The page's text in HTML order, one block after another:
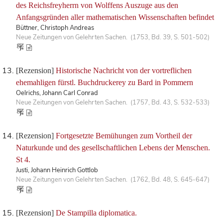
des Reichsfreyherrn von Wolffens Auszuge aus den
Anfangsgründen aller mathematischen Wissenschaften befindet
Büttner, Christoph Andreas
Neue Zeitungen von Gelehrten Sachen. (1753, Bd. 39, S. 501-502)
[Rezension] Historische Nachricht von der vortreflichen
ehemahligen fürstl. Buchdruckerey zu Bard in Pommern
Oelrichs, Johann Carl Conrad
Neue Zeitungen von Gelehrten Sachen. (1757, Bd. 43, S. 532-533)
[Rezension] Fortgesetzte Bemühungen zum Vortheil der
Naturkunde und des gesellschaftlichen Lebens der Menschen.
St 4.
Justi, Johann Heinrich Gottlob
Neue Zeitungen von Gelehrten Sachen. (1762, Bd. 48, S. 645-647)
[Rezension] De Stampilla diplomatica.